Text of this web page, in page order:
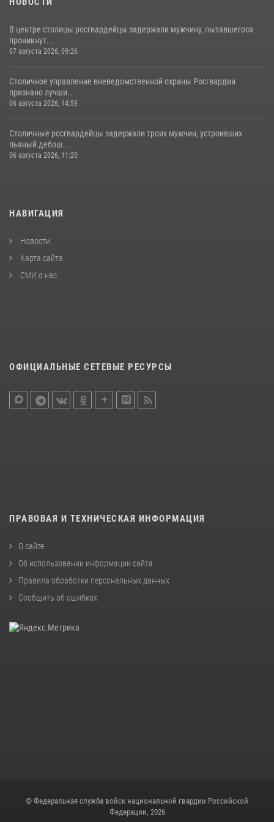
В центре столицы росгвардейцы задержали мужчину, пытавшегося
проникнут...
07 августа 2026, 09:26
Столичное управление вневедомственной охраны Росгвардии
признано лучши...
06 августа 2026, 14:59
Столичные росгвардейцы задержали троих мужчин, устроивших
пьяный дебош...
06 августа 2026, 11:20
НАВИГАЦИЯ
Новости
Карта сайта
СМИ о нас
ОФИЦИАЛЬНЫЕ СЕТЕВЫЕ РЕСУРСЫ
ПРАВОВАЯ И ТЕХНИЧЕСКАЯ ИНФОРМАЦИЯ
О сайте
Об использовании информации сайта
Правила обработки персональных данных
Сообщить об ошибках
© Федеральная служба войск национальной гвардии Российской
Федерации, 2026